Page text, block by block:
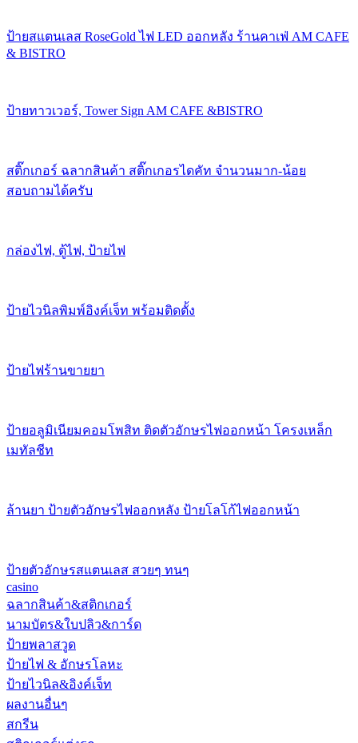
ป้ายสแตนเลส RoseGold ไฟ LED ออกหลัง ร้านคาเฟ่ AM CAFE
& BISTRO
ป้ายทาวเวอร์, Tower Sign AM CAFE &BISTRO
สติ๊กเกอร์ ฉลากสินค้า สติ๊กเกอรไดคัท จำนวนมาก-น้อย
สอบถามได้ครับ
กล่องไฟ, ตู้ไฟ, ป้ายไฟ
ป้ายไวนิลพิมพ์อิงค์เจ็ท พร้อมติดตั้ง
ป้ายไฟร้านขายยา
ป้ายอลูมิเนียมคอมโพสิท ติดตัวอักษรไฟออกหน้า โครงเหล็ก
เมทัลชีท
ล้านยา ป้ายตัวอักษรไฟออกหลัง ป้ายโลโก้ไฟออกหน้า
ป้ายตัวอักษรสแตนเลส สวยๆ ทนๆ
casino
ฉลากสินค้า&สติกเกอร์
นามบัตร&ใบปลิว&การ์ด
ป้ายพลาสวูด
ป้ายไฟ & อักษรโลหะ
ป้ายไวนิล&อิงค์เจ็ท
ผลงานอื่นๆ
สกรีน